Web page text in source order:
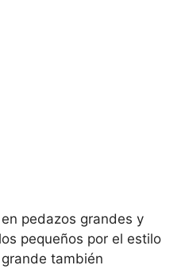
pedazos grandes y
pequeños por el estilo
también